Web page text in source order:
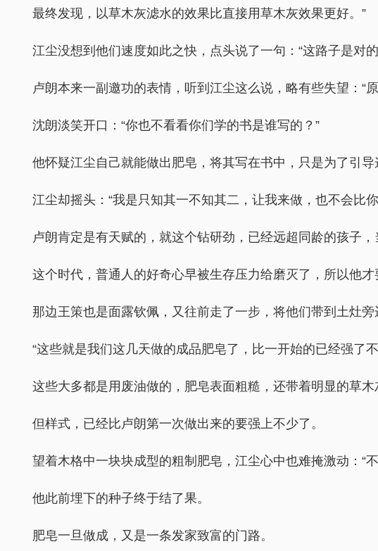
最终发现，以草木灰滤水的效果比直接用草木灰效果更好。”
江尘没想到他们速度如此之快，点头说了一句：“这路子是对
卢朗本来一副邀功的表情，听到江尘这么说，略有些失望：“
沈朗淡笑开口：“你也不看看你们学的书是谁写的？”
他怀疑江尘自己就能做出肥皂，将其写在书中，只是为了引导
江尘却摇头：“我是只知其一不知其二，让我来做，也不会比
卢朗肯定是有天赋的，就这个钻研劲，已经远超同龄的孩子
这个时代，普通人的好奇心早被生存压力给磨灭了，所以他才
那边王策也是面露钦佩，又往前走了一步，将他们带到土灶旁
“这些就是我们这几天做的成品肥皂了，比一开始的已经强了
这些大多都是用废油做的，肥皂表面粗糙，还带着明显的草木
但样式，已经比卢朗第一次做出来的要强上不少了。
望着木格中一块块成型的粗制肥皂，江尘心中也难掩激动：“
他此前埋下的种子终于结了果。
肥皂一旦做成，又是一条发家致富的门路。